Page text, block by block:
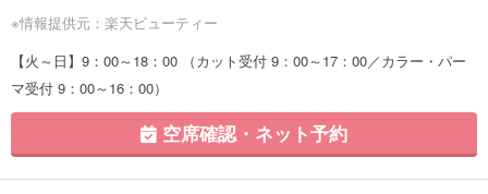
※情報提供元：楽天ビューティー
【火～日】9：00～18：00 （カット受付 9：00～17：00／カラー・パー
マ受付 9：00～16：00）
空席確認・ネット予約